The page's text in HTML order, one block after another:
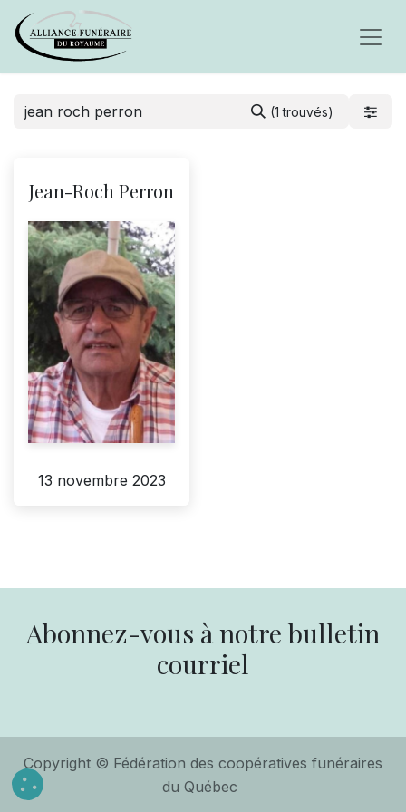
(1 trouvés)
Jean-Roch Perron
13 novembre 2023
Abonnez-vous à notre bulletin
courriel
Copyright © Fédération des coopératives funéraires
du Québec